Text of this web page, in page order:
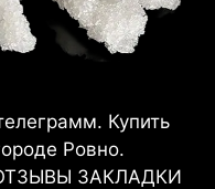
Купить
Ровно.
ЗАКЛАДКИ